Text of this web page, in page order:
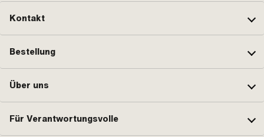
Kontakt
Bestellung
Über uns
Für Verantwortungsvolle